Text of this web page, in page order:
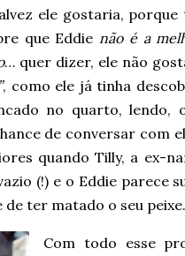
ele gostaria, porque
que Eddienão é a
… quer dizer, ele não
, como ele já tinha
no quarto, lendo,
de conversar com
quando Tilly, a ex-
(!) e o Eddie
de ter matado o seu peixe.
Com todo esse